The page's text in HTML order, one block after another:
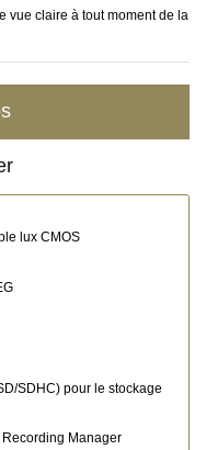
vue claire à tout moment de la
lux CMOS
SDHC) pour le stockage
Recording Manager